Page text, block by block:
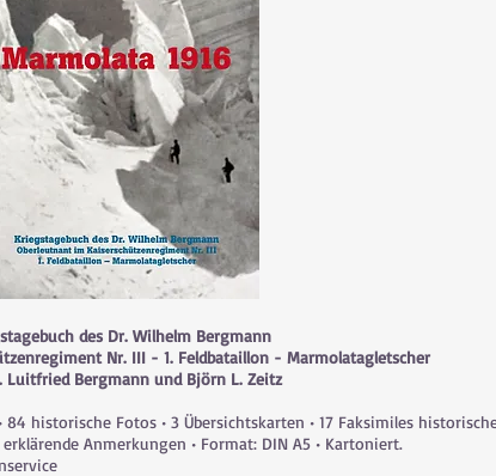
des Dr. Wilhelm Bergmann
Nr. III - 1. Feldbataillon - Marmolatagletscher
Luitfried Bergmann und Björn L. Zeitz
84 historische Fotos • 3 Übersichtskarten • 17 Faksimiles
Anmerkungen • Format: DIN A5 • Kartoniert.